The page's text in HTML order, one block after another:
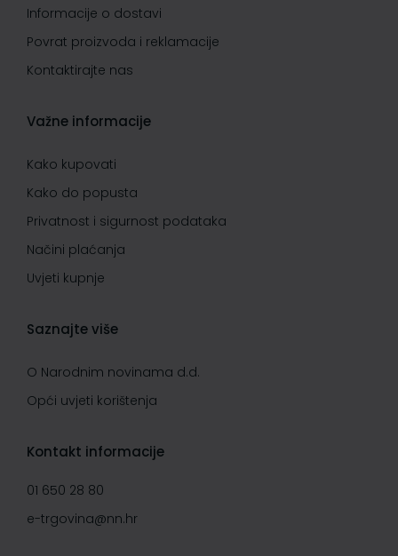
Informacije o dostavi
Povrat proizvoda i reklamacije
Kontaktirajte nas
Važne informacije
Kako kupovati
Kako do popusta
Privatnost i sigurnost podataka
Načini plaćanja
Uvjeti kupnje
Saznajte više
O Narodnim novinama d.d.
Opći uvjeti korištenja
Kontakt informacije
01 650 28 80
e-trgovina@nn.hr